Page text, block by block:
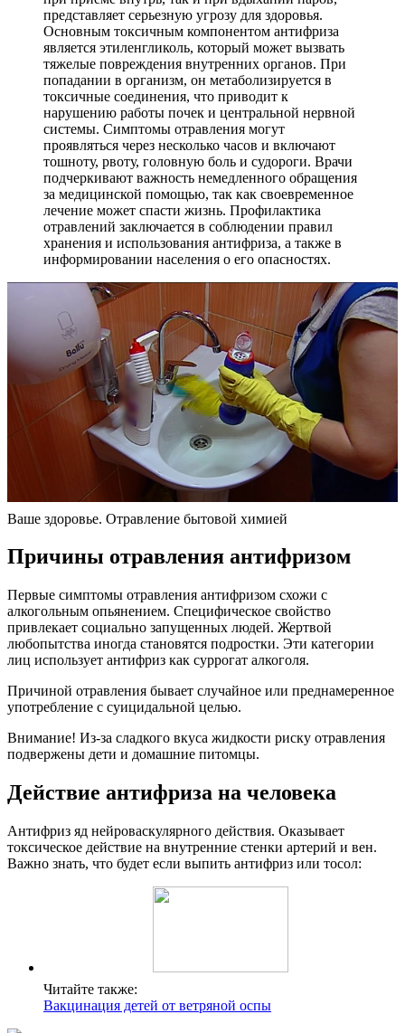
представляет серьезную угрозу для здоровья.
Основным токсичным компонентом антифриза
является этиленгликоль, который может вызвать
тяжелые повреждения внутренних органов. При
попадании в организм, он метаболизируется в
токсичные соединения, что приводит к
нарушению работы почек и центральной нервной
системы. Симптомы отравления могут
проявляться через несколько часов и включают
тошноту, рвоту, головную боль и судороги. Врачи
подчеркивают важность немедленного обращения
за медицинской помощью, так как своевременное
лечение может спасти жизнь. Профилактика
отравлений заключается в соблюдении правил
хранения и использования антифриза, а также в
информировании населения о его опасностях.
Ваше здоровье. Отравление бытовой химией
Причины отравления антифризом
Первые симптомы отравления антифризом схожи с
алкогольным опьянением. Специфическое свойство
привлекает социально запущенных людей. Жертвой
любопытства иногда становятся подростки. Эти категории
лиц использует антифриз как суррогат алкоголя.
Причиной отравления бывает случайное или преднамеренное
употребление с суицидальной целью.
Внимание! Из-за сладкого вкуса жидкости риску отравления
подвержены дети и домашние питомцы.
Действие антифриза на человека
Антифриз яд нейроваскулярного действия. Оказывает
токсическое действие на внутренние стенки артерий и вен.
Важно знать, что будет если выпить антифриз или тосол:
Читайте также:
Вакцинация детей от ветряной оспы